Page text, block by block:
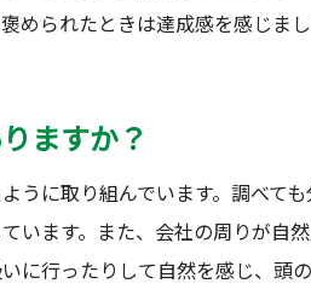
められたときは達成感を感じまし
ますか？
うに取り組んでいます。調べて
います。また、会社の周りが自
に行ったりして自然を感じ、頭